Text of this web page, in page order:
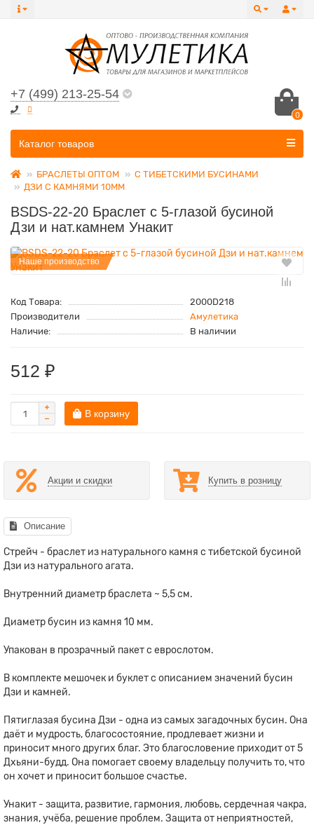
+7 (499) 213-25-54
0
Все категории
Каталог товаров
БРАСЛЕТЫ ОПТОМ
С ТИБЕТСКИМИ БУСИНАМИ
ДЗИ С КАМНЯМИ 10ММ
BSDS-22-20 Браслет с 5-глазой бусиной
Дзи и нат.камнем Унакит
Наше производство
Код Товара:
2000D218
Производители
Амулетика
Наличие:
В наличии
512 ₽
В корзину
Акции и скидки Купить в розницу
Описание
Стрейч - браслет из натурального камня с тибетской бусиной
Дзи из натурального агата.
Внутренний диаметр браслета ~ 5,5 см.
Диаметр бусин из камня 10 мм.
Упакован в прозрачный пакет с еврослотом.
В комплекте мешочек и буклет с описанием значений бусин
Дзи и камней.
Пятиглазая бусина Дзи - одна из самых загадочных бусин. Она
даёт и мудрость, благосостояние, продлевает жизни и
приносит много других благ. Это благословение приходит от 5
Дхьяни-будд. Она помогает своему владельцу получить то, что
он хочет и приносит большое счастье.
Унакит - защита, развитие, гармония, любовь, сердечная чакра,
знания, учёба, решение проблем. Защита от неприятностей,